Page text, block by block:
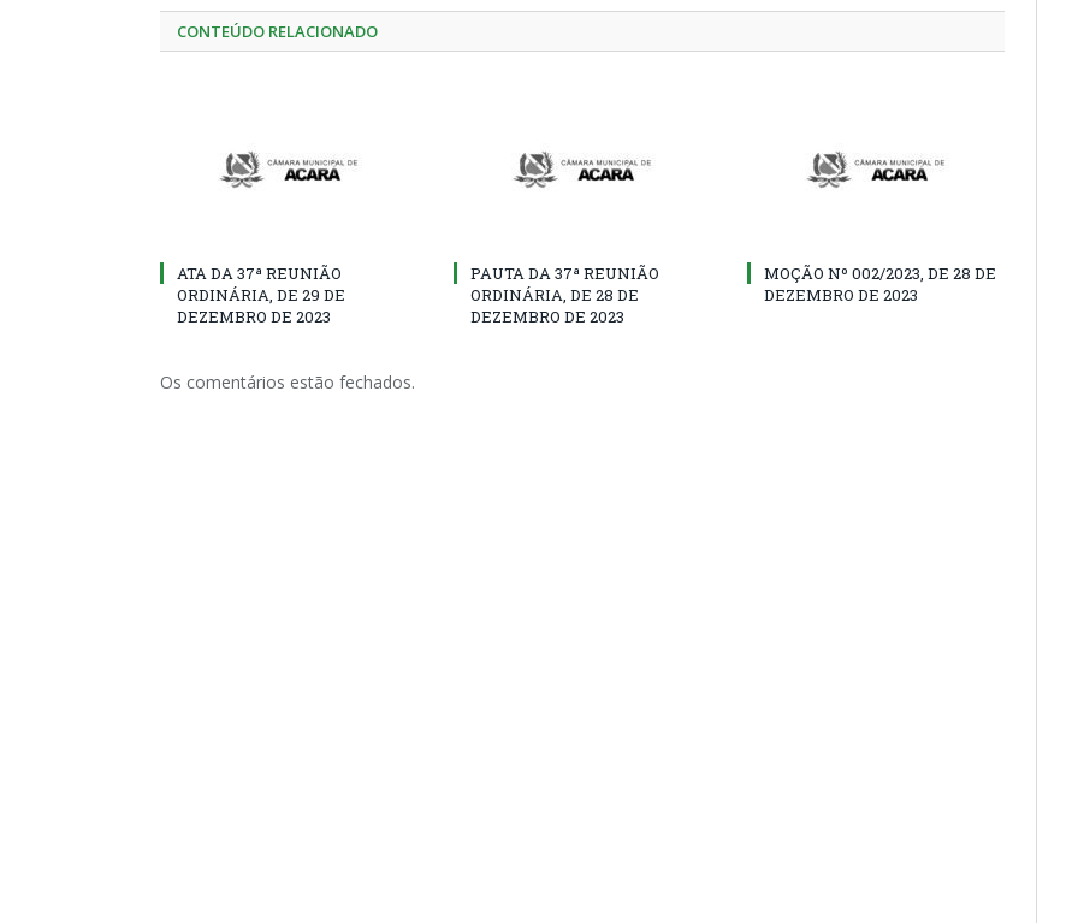
CONTEÚDO RELACIONADO
ATA DA 37ª REUNIÃO
ORDINÁRIA, DE 29 DE
DEZEMBRO DE 2023
PAUTA DA 37ª REUNIÃO
ORDINÁRIA, DE 28 DE
DEZEMBRO DE 2023
MOÇÃO Nº 002/2023, DE 28 DE
DEZEMBRO DE 2023
Os comentários estão fechados.